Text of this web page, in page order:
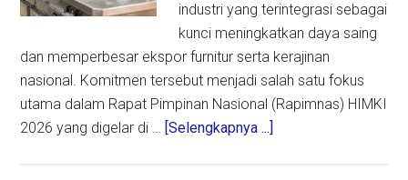
industri yang terintegrasi sebagai
kunci meningkatkan daya saing
dan memperbesar ekspor furnitur serta kerajinan
nasional. Komitmen tersebut menjadi salah satu fokus
utama dalam Rapat Pimpinan Nasional (Rapimnas) HIMKI
2026 yang digelar di … [Selengkapnya ...]